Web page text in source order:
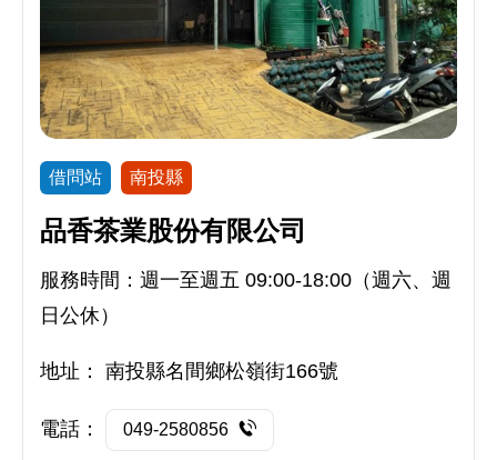
借問站 南投縣
品香茶業股份有限公司
服務時間：週一至週五 09:00-18:00（週六、週
日公休）
地址： 南投縣名間鄉松嶺街166號
電話： 049-2580856